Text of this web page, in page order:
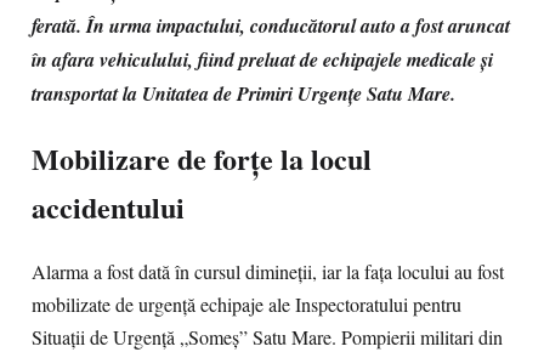
ferată. În urma impactului, conducătorul auto a fost aruncat
în afara vehiculului, fiind preluat de echipajele medicale și
transportat la Unitatea de Primiri Urgențe Satu Mare.
Mobilizare de forțe la locul
accidentului
Alarma a fost dată în cursul dimineții, iar la fața locului au fost
mobilizate de urgență echipaje ale Inspectoratului pentru
Situații de Urgență „Someș” Satu Mare. Pompierii militari din